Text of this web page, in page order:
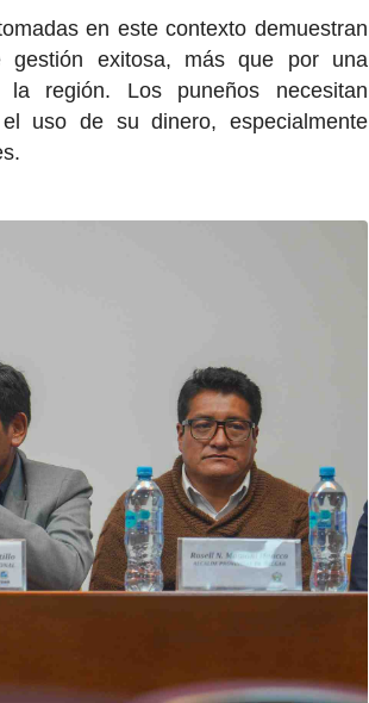
en este contexto demuestran
exitosa, más que por una
región. Los puneños necesitan
uso de su dinero, especialmente